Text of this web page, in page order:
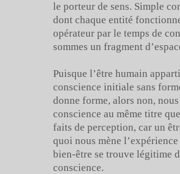
le porteur de sens. Simple
dont chaque entité
opérateur par le temps de
sommes un fragment
Puisque l’être humain
conscience initiale sans
donne forme, alors non,
conscience au même titre
faits de perception, car un
quoi nous mène
bien-être se trouve légitime
conscience.